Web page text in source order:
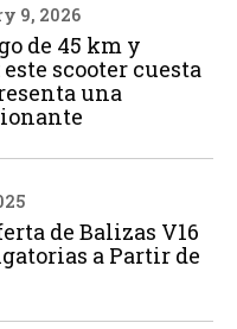
9, 2026
de 45 km y
scooter cuesta
una
de Balizas V16
a Partir de